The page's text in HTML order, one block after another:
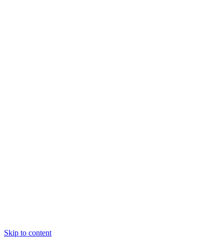
Skip to content